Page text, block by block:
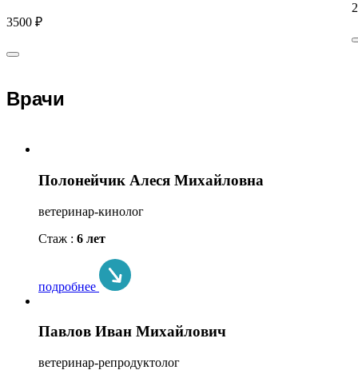
3500 ₽
Врачи
Полонейчик Алеся Михайловна
ветеринар-кинолог
Стаж : 6 лет
подробнее
Павлов Иван Михайлович
ветеринар-репродуктолог